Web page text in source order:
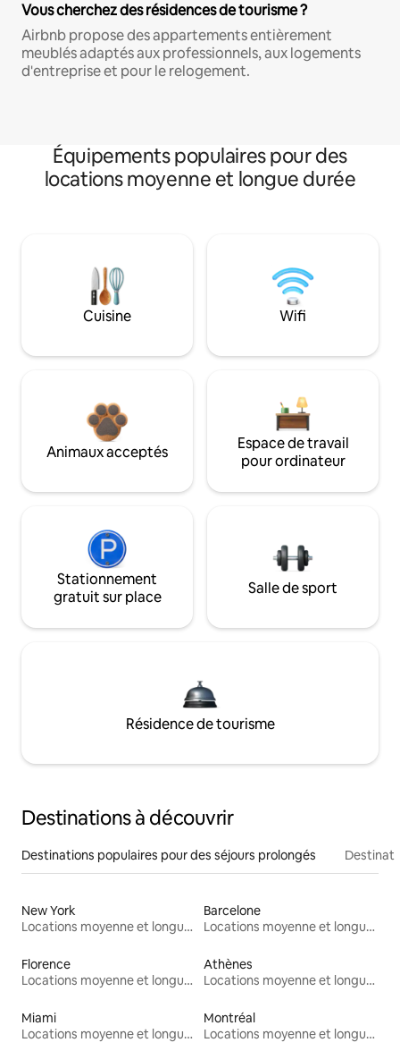
Vous cherchez des résidences de tourisme ?
Airbnb propose des appartements entièrement
meublés adaptés aux professionnels, aux logements
d'entreprise et pour le relogement.
Équipements populaires pour des
locations moyenne et longue durée
Cuisine Wifi
Animaux acceptés
Espace de travail
pour ordinateur
Stationnement
gratuit sur place
Salle de sport
Résidence de tourisme
Destinations à découvrir
Destinations populaires pour des séjours prolongés
New York
Locations moyenne et longue durée
Barcelone
Locations moyenne et longue durée
Florence
Locations moyenne et longue durée
Athènes
Locations moyenne et longue durée
Miami
Locations moyenne et longue durée
Montréal
Locations moyenne et longue durée